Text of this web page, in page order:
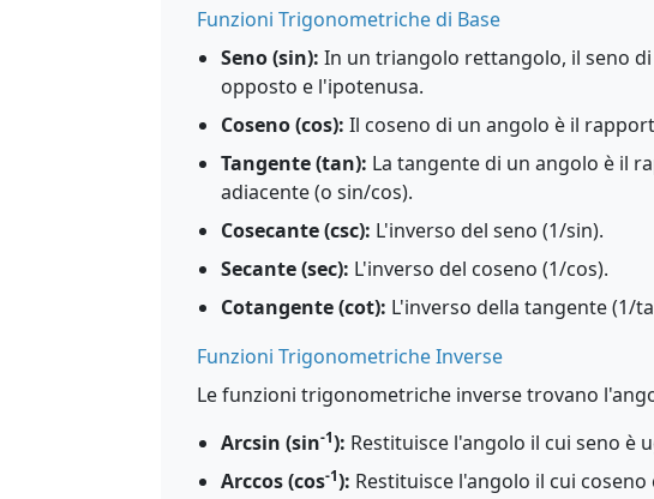
Funzioni Trigonometriche di Base
Seno (sin): In un triangolo rettangolo, il seno
opposto e l'ipotenusa.
Coseno (cos): Il coseno di un angolo è il
Tangente (tan): La tangente di un angolo è il
adiacente (o sin/cos).
Cosecante (csc): L'inverso del seno (1/sin).
Secante (sec): L'inverso del coseno (1/cos).
Cotangente (cot): L'inverso della tangente (1/
Funzioni Trigonometriche Inverse
Le funzioni trigonometriche inverse trovano
Arcsin (sin-1): Restituisce l'angolo il cui seno è
Arccos (cos-1): Restituisce l'angolo il cui